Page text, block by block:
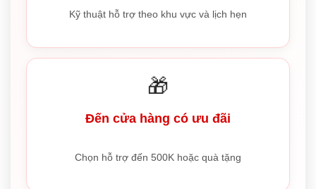
Kỹ thuật hỗ trợ theo khu vực và lịch hẹn
🎁
Đến cửa hàng có ưu đãi
Chọn hỗ trợ đến 500K hoặc quà tặng